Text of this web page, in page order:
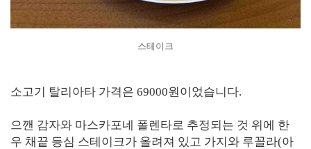
스테이크
소고기 탈리아타 가격은 69000원이었습니다.
으깬 감자와 마스카포네 폴렌타로 추정되는 것 위에 한
우 채끝 등심 스테이크가 올려져 있고 가지와 루꼴라(아